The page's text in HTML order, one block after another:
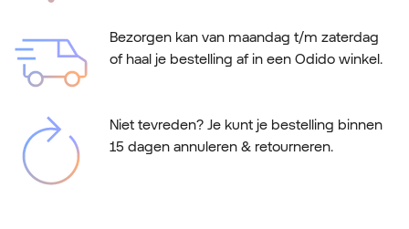
Bezorgen kan van maandag t/m zaterdag
of haal je bestelling af in een Odido winkel.
Niet tevreden? Je kunt je bestelling binnen
15 dagen annuleren & retourneren.